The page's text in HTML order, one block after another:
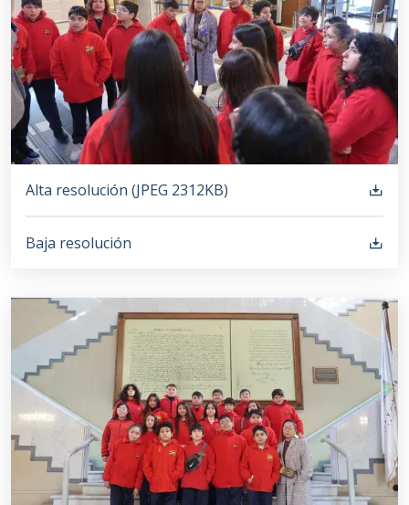
Alta resolución (JPEG 2312KB)
Baja resolución